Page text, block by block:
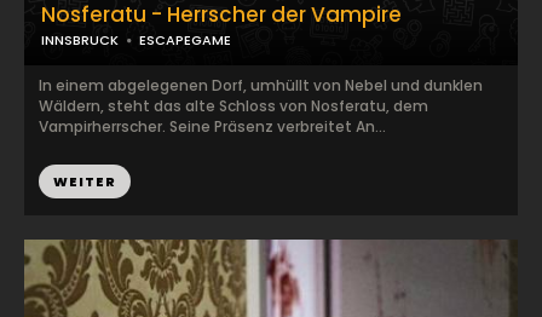
Nosferatu - Herrscher der Vampire
INNSBRUCK ESCAPEGAME
In einem abgelegenen Dorf, umhüllt von Nebel und dunklen
Wäldern, steht das alte Schloss von Nosferatu, dem
Vampirherrscher. Seine Präsenz verbreitet An...
WEITER